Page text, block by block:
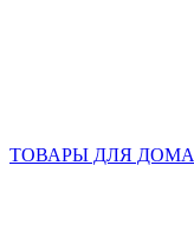
ТОВАРЫ ДЛЯ ДОМА